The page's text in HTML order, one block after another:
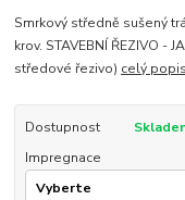
Smrkový středně sušený
krov. STAVEBNÍ ŘEZIVO -
středové řezivo) celý popis
Dostupnost
Impregnace